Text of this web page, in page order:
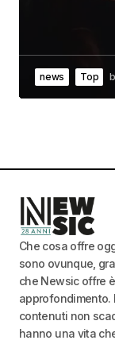
news Top
Che cosa offre
sono ovunque,
che Newsic offre
approfondimento.
contenuti non
hanno una vita